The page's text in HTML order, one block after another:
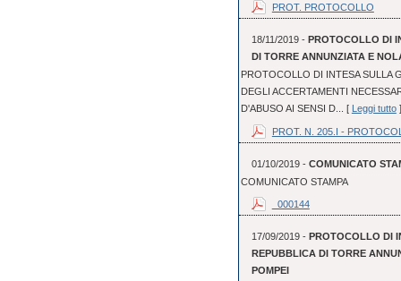
PROT. PROTOCOLLO
18/11/2019 - PROTOCOLLO DI
DI TORRE ANNUNZIATA E
PROTOCOLLO DI INTESA SULLA
DEGLI ACCERTAMENTI
D'ABUSO AI SENSI D... [ Leggi tutto]
PROT. N. 205.I -
01/10/2019 - COMUNICATO
COMUNICATO STAMPA
_000144
17/09/2019 - PROTOCOLLO DI
REPUBBLICA DI TORRE
POMPEI